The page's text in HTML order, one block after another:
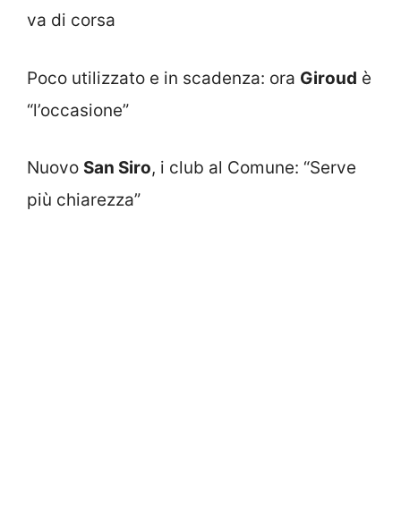
va di corsa
Poco utilizzato e in scadenza: ora Giroud è
“l’occasione”
Nuovo San Siro, i club al Comune: “Serve
più chiarezza”